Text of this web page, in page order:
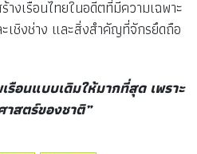
เรือนไทยในอดีตที่มีความเฉพาะ
ชิงช่าง และสิ่งสำคัญที่จักรยึดถือ
อนแบบเดิมให้มากที่สุด เพราะ
สตร์ของชาติ”